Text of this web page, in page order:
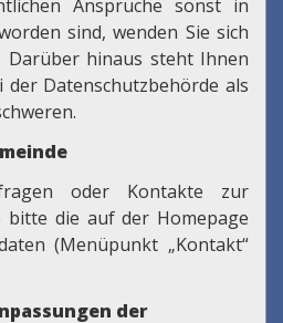
Ansprüche sonst in
sind, wenden Sie sich
Darüber hinaus steht Ihnen
der Datenschutzbehörde als
oder Kontakte zur
bitte die auf der Homepage
(Menüpunkt „Kontakt“
der